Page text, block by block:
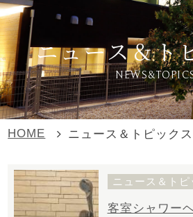
ニュース＆ト
HOME ニュース＆トピックス
ニュース＆トピ
客室シャワー